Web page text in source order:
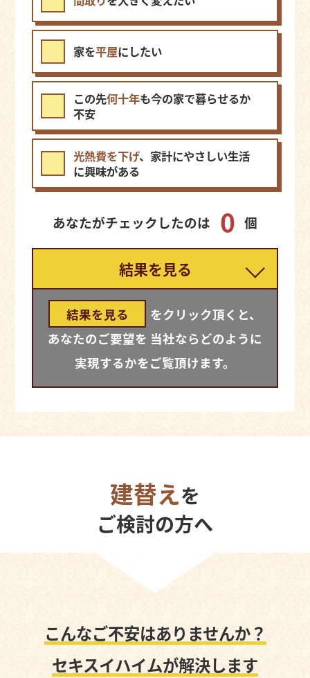
家を平屋にしたい
この先何十年も今の家で暮らせるか
不安
光熱費を下げ、家計にやさしい生活
に興味がある
あなたがチェックしたのは 0
2
3
4
個
結果を見る
結果を見る
をクリック頂くと、
あなたのご要望を 当社ならどのように
実現するかをご覧頂けます。
建替えを
ご検討の方へ
こんなご不安はありませんか？
セキスイハイムが解決します